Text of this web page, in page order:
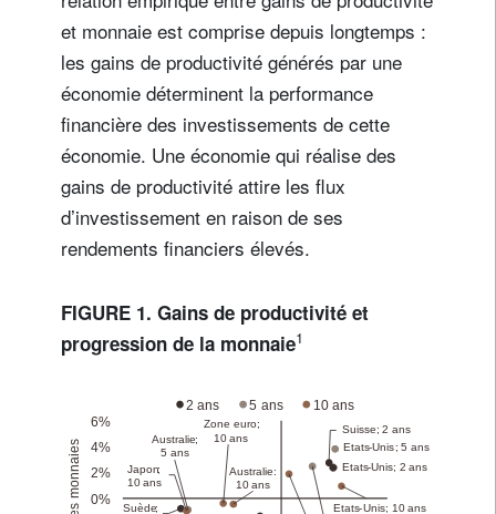
et monnaie est comprise depuis longtemps :
les gains de productivité générés par une
économie déterminent la performance
financière des investissements de cette
économie. Une économie qui réalise des
gains de productivité attire les flux
d’investissement en raison de ses
rendements financiers élevés.
FIGURE 1. Gains de productivité et
progression de la monnaie1